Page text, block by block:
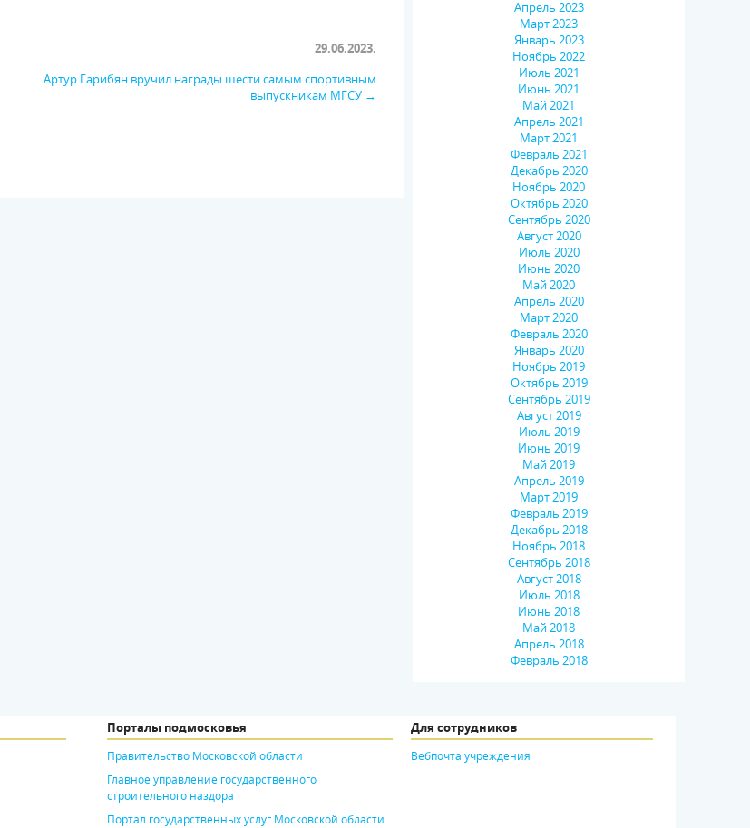
29.06.2023.
Артур Гарибян вручил награды шести самым спортивным
выпускникам МГСУ →
Апрель 2023
Март 2023
Январь 2023
Ноябрь 2022
Июль 2021
Июнь 2021
Май 2021
Апрель 2021
Март 2021
Февраль 2021
Декабрь 2020
Ноябрь 2020
Октябрь 2020
Сентябрь 2020
Август 2020
Июль 2020
Июнь 2020
Май 2020
Апрель 2020
Март 2020
Февраль 2020
Январь 2020
Ноябрь 2019
Октябрь 2019
Сентябрь 2019
Август 2019
Июль 2019
Июнь 2019
Май 2019
Апрель 2019
Март 2019
Февраль 2019
Декабрь 2018
Ноябрь 2018
Сентябрь 2018
Август 2018
Июль 2018
Июнь 2018
Май 2018
Апрель 2018
Февраль 2018
Порталы подмосковья
Правительство Московской области
Главное управление государственного
строительного наздора
Портал государственных услуг Московской области
Для сотрудников
Вебпочта учреждения